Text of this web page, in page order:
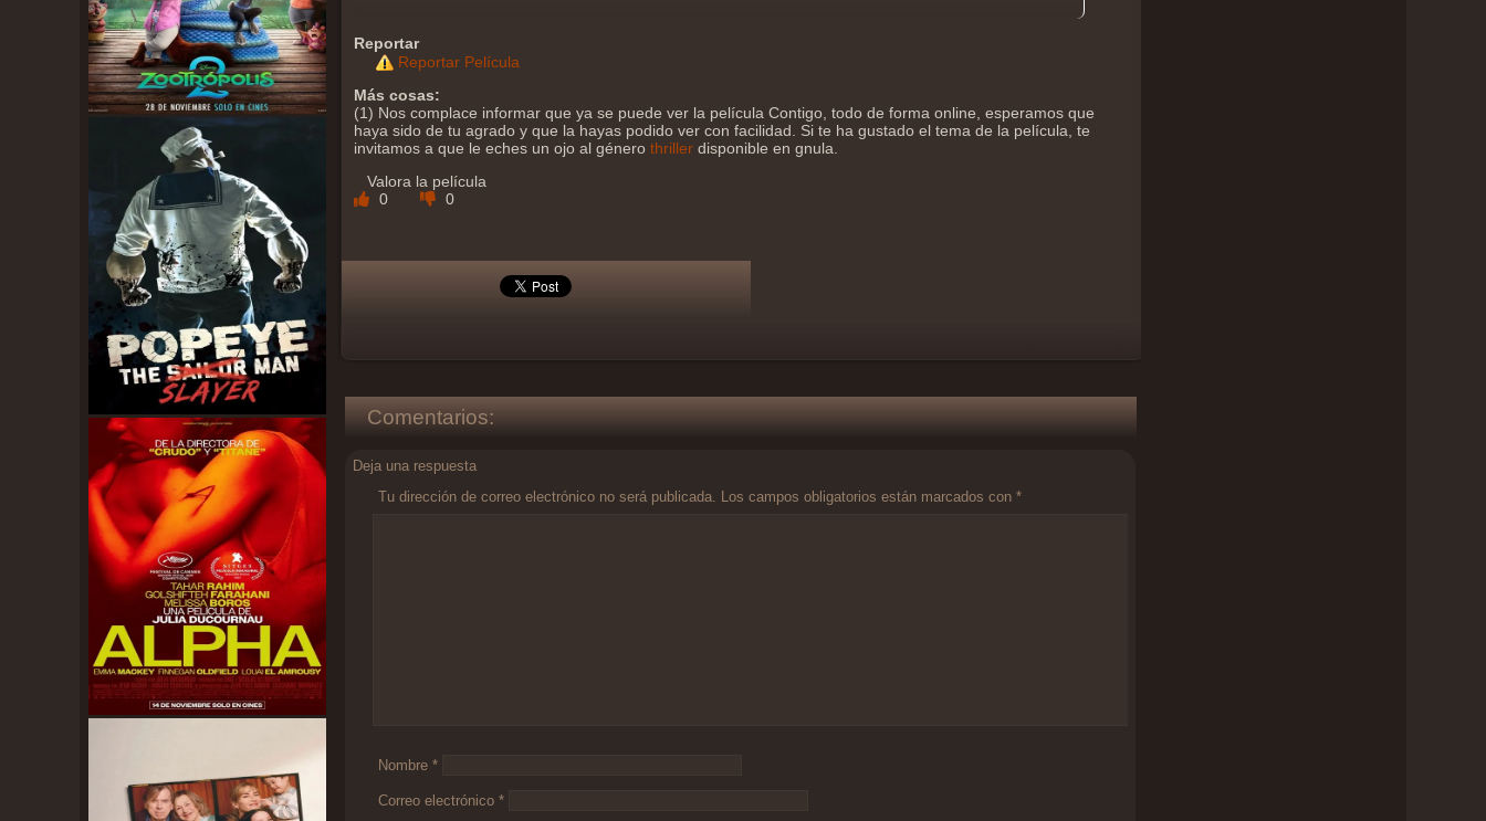
Reportar
Reportar Película
Más cosas:
(1) Nos complace informar que ya se puede ver la película Contigo, todo de forma online, esperamos que
haya sido de tu agrado y que la hayas podido ver con facilidad. Si te ha gustado el tema de la película, te
invitamos a que le eches un ojo al género thriller disponible en gnula.
Valora la película
0
0
Comentarios:
Deja una respuesta
Tu dirección de correo electrónico no será publicada. Los campos obligatorios están marcados con *
Nombre *
Correo electrónico *